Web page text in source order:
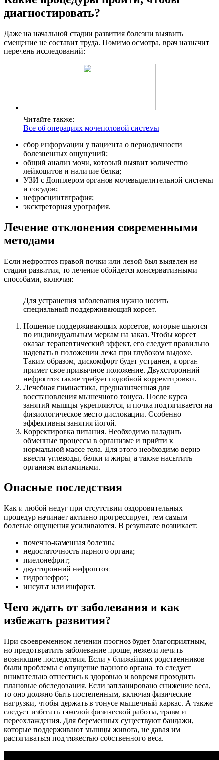
диагностировать?
Даже на начальной стадии развития болезни выявить
смещение не составит труда. Помимо осмотра, врач назначит
перечень исследований:
Читайте также:
Все об операциях мочеполовой системы
сбор информации у пациента о периодичности
болезненных ощущений;
общий анализ мочи, который выявит количество
лейкоцитов и наличие белка;
УЗИ с Допплером органов мочевыделительной системы
и сосудов;
нефросцинтиграфия;
эксктреторная урография.
Лечение отклонения современными
методами
Если нефроптоз правой почки или левой был выявлен на
стадии развития, то лечение обойдется консервативными
способами, включая:
Для устранения заболевания нужно носить
специальный поддерживающий корсет.
Ношение поддерживающих корсетов, которые шьются
по индивидуальным меркам на заказ. Чтобы корсет
оказал терапевтический эффект, его следует правильно
надевать в положении лежа при глубоком выдохе.
Таким образом, дискомфорт будет устранен, а орган
примет свое привычное положение. Двухсторонний
нефроптоз также требует подобной корректировки.
Лечебная гимнастика, предназначенная для
восстановления мышечного тонуса. После курса
занятий мышцы укрепляются, и почка подтягивается на
физиологическое место дислокации. Особенно
эффективны занятия йогой.
Корректировка питания. Необходимо наладить
обменные процессы в организме и прийти к
нормальной массе тела. Для этого необходимо верно
ввести углеводы, белки и жиры, а также насытить
организм витаминами.
Опасные последствия
Как и любой недуг при отсутствии оздоровительных
процедур начинает активно прогрессирует, тем самым
болевые ощущения усиливаются. В результате возникает:
почечно-каменная болезнь;
недостаточность парного органа;
пиелонефрит;
двусторонний нефроптоз;
гидронефроз;
инсульт или инфаркт.
Чего ждать от заболевания и как
избежать развития?
При своевременном лечении прогноз будет благоприятным,
но предотвратить заболевание проще, нежели лечить
возникшие последствия. Если у ближайших родственников
были проблемы с опущение парного органа, то следует
внимательно отнестись к здоровью и вовремя проходить
плановые обследования. Если запланировано снижение веса,
то оно должно быть постепенным, включая физические
нагрузки, чтобы держать в тонусе мышечный каркас. А также
следует избегать тяжелой физической работы, травм и
переохлаждения. Для беременных существуют бандажи,
которые поддерживают мышцы живота, не давая им
растягиваться под тяжестью собственного веса.